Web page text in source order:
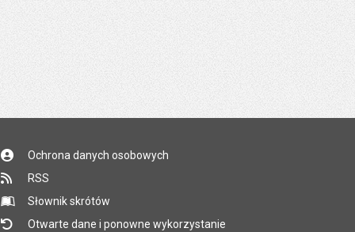
Ochrona danych osobowych
RSS
Słownik skrótów
Otwarte dane i ponowne wykorzystanie